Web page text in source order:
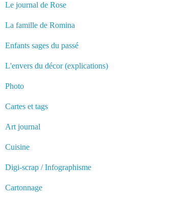
Le journal de Rose
La famille de Romina
Enfants sages du passé
L'envers du décor (explications)
Photo
Cartes et tags
Art journal
Cuisine
Digi-scrap / Infographisme
Cartonnage